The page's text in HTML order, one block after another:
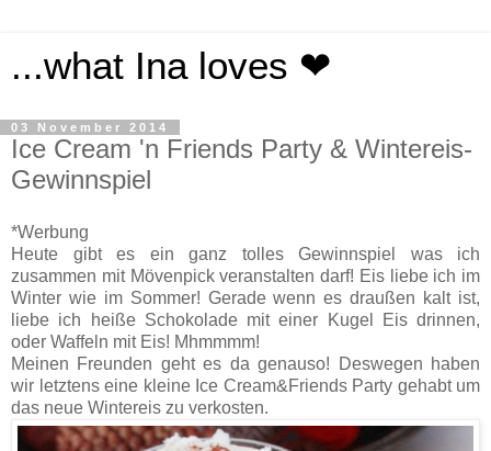
...what Ina loves ❤
03 November 2014
Ice Cream 'n Friends Party & Wintereis-
Gewinnspiel
*Werbung
Heute gibt es ein ganz tolles Gewinnspiel was ich
zusammen mit Mövenpick veranstalten darf! Eis liebe ich im
Winter wie im Sommer! Gerade wenn es draußen kalt ist,
liebe ich heiße Schokolade mit einer Kugel Eis drinnen,
oder Waffeln mit Eis! Mhmmmm!
Meinen Freunden geht es da genauso! Deswegen haben
wir letztens eine kleine Ice Cream&Friends Party gehabt um
das neue Wintereis zu verkosten.